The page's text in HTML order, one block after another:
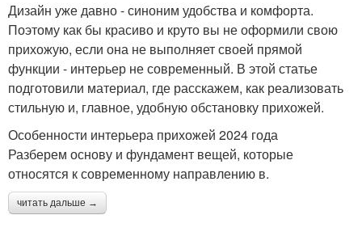
Дизайн уже давно - синоним удобства и комфорта.
Поэтому как бы красиво и круто вы не оформили свою
прихожую, если она не выполняет своей прямой
функции - интерьер не современный. В этой статье
подготовили материал, где расскажем, как реализовать
стильную и, главное, удобную обстановку прихожей.
Особенности интерьера прихожей 2024 года
Разберем основу и фундамент вещей, которые
относятся к современному направлению в.
читать дальше →